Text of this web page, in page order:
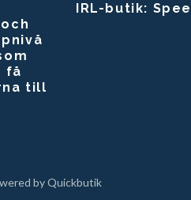
få
till
IRL-butik:
by Quickbutik